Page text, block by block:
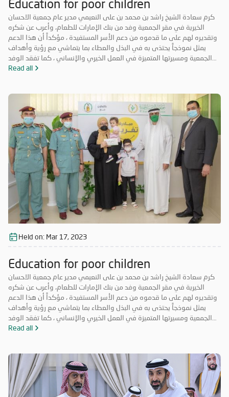
Education for poor children
كرم سعادة الشيخ راشد بن محمد بن على النعيمي مدير عام جمعية الاحسان
الخيرية في مقر الجمعية وفد من بنك الإمارات للطعام، وأعرب عن شكره
وتقديره لهم على ما قدموه من دعم الأسر المستفيدة ، مؤكداً أن هذا الدعم
يمثل نموذجاً يحتذى به في البذل والعطاء بما يتماشي مع رؤية وأهداف
الجمعية ومسيرتها المتميزة في العمل الخيري والإنساني ، كما تفقد الوفد
مستودعات الجمعية والمعرض الخيري ، وأيضاً قام بجولة للتعرف على
Read all
Held on: Mar 17, 2023
Education for poor children
كرم سعادة الشيخ راشد بن محمد بن على النعيمي مدير عام جمعية الاحسان
الخيرية في مقر الجمعية وفد من بنك الإمارات للطعام، وأعرب عن شكره
وتقديره لهم على ما قدموه من دعم الأسر المستفيدة ، مؤكداً أن هذا الدعم
يمثل نموذجاً يحتذى به في البذل والعطاء بما يتماشي مع رؤية وأهداف
الجمعية ومسيرتها المتميزة في العمل الخيري والإنساني ، كما تفقد الوفد
مستودعات الجمعية والمعرض الخيري ، وأيضاً قام بجولة للتعرف على
Read all